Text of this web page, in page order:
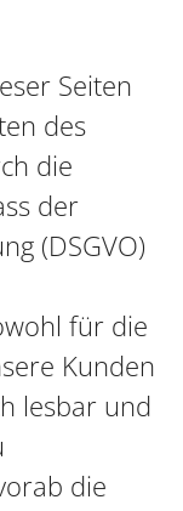
Seiten
des
die
der
(DSGVO)
für die
Kunden
lesbar und
die